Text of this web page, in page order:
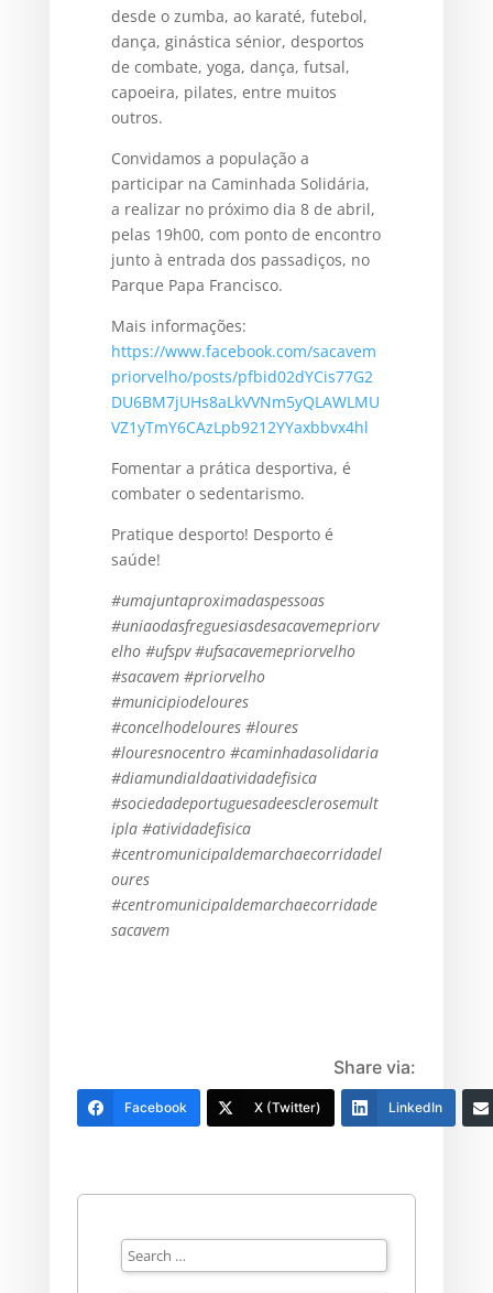
desde o zumba, ao karaté, futebol,
dança, ginástica sénior, desportos
de combate, yoga, dança, futsal,
capoeira, pilates, entre muitos
outros.
Convidamos a população a
participar na Caminhada Solidária,
a realizar no próximo dia 8 de abril,
pelas 19h00, com ponto de encontro
junto à entrada dos passadiços, no
Parque Papa Francisco.
Mais informações:
https://www.facebook.com/sacavem
priorvelho/posts/pfbid02dYCis77G2
DU6BM7jUHs8aLkVVNm5yQLAWLMU
VZ1yTmY6CAzLpb9212YYaxbbvx4hl
Fomentar a prática desportiva, é
combater o sedentarismo.
Pratique desporto! Desporto é
saúde!
#umajuntaproximadaspessoas
#uniaodasfreguesiasdesacavemepriorv
elho #ufspv#ufsacavemepriorvelho
#sacavem #priorvelho
#municipiodeloures
#concelhodeloures #loures
#louresnocentro #caminhadasolidaria
#diamundialdaatividadefisica
#sociedadeportuguesadeesclerosemult
ipla #atividadefisica
#centromunicipaldemarchaecorridadel
oures
#centromunicipaldemarchaecorridade
sacavem
Share via:
Facebook X (Twitter) LinkedIn